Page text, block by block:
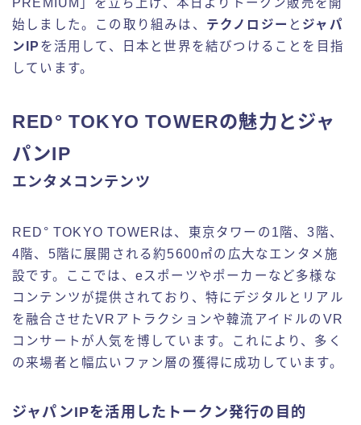
PREMIUM」を立ち上げ、本日よりトークン販売を開
始しました。この取り組みは、 テクノロジー と ジャパ
ンIP を活用して、日本と世界を結びつけることを目指
しています。
RED° TOKYO TOWERの魅力とジャ
パンIP
エンタメコンテンツ
RED° TOKYO TOWERは、東京タワーの1階、3階、
4階、5階に展開される約5600㎡の広大なエンタメ施
設です。ここでは、eスポーツやポーカーなど多様な
コンテンツが提供されており、特にデジタルとリアル
を融合させたVRアトラクションや韓流アイドルのVR
コンサートが人気を博しています。これにより、多く
の来場者と幅広いファン層の獲得に成功しています。
ジャパンIPを活用したトークン発行の目的